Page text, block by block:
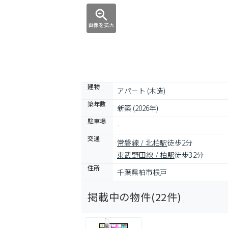
画像を拡大
建物 アパート (木造)
築年数 新築 (2026年)
駐車場 -
交通 常磐線 / 北柏駅徒歩2分
東武野田線 / 柏駅徒歩32分
住所 千葉県柏市根戸
掲載中の物件(22件)